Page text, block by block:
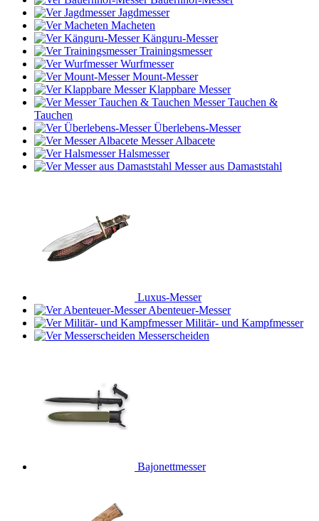
Jagdmesser
Macheten
Känguru-Messer
Trainingsmesser
Wurfmesser
Mount-Messer
Klappbare Messer
Messer Tauchen &
Tauchen
Überlebens-Messer
Messer Albacete
Halsmesser
Messer aus Damaststahl
Luxus-Messer
Abenteuer-Messer
Militär- und Kampfmesser
Messerscheiden
Bajonettmesser